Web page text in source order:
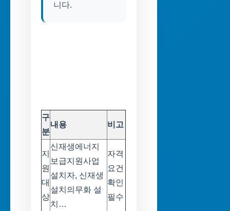
니다.
구
분
내용 비고
지
원
대
상
신재생에너지
보급지원사업
설치자, 신재생
설치의무화 설
치…
자격
요건
확인
필수